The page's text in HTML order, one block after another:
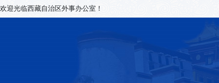
欢迎光临西藏自治区外事办公室！